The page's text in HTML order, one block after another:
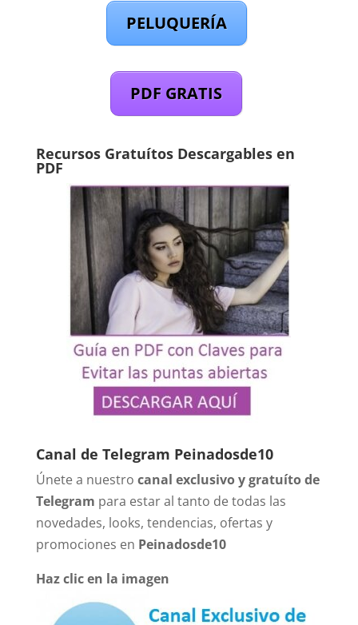
PELUQUERÍA
PDF GRATIS
Recursos Gratuítos Descargables en
PDF
Canal de Telegram Peinadosde10
Únete a nuestro canal exclusivo y gratuíto de
Telegram para estar al tanto de todas las
novedades, looks, tendencias, ofertas y
promociones en Peinadosde10
Haz clic en la imagen